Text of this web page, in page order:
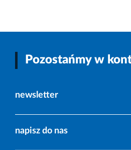
Pozostańmy w
newsletter
napisz do nas